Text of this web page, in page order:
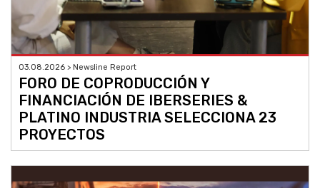
03.08.2026 > Newsline Report
FORO DE COPRODUCCIÓN Y
FINANCIACIÓN DE IBERSERIES &
PLATINO INDUSTRIA SELECCIONA 23
PROYECTOS